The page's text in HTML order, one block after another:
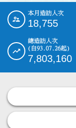
::: 本月造訪人次
18,755
總造訪人次
(自93.07.26起)
7,803,160